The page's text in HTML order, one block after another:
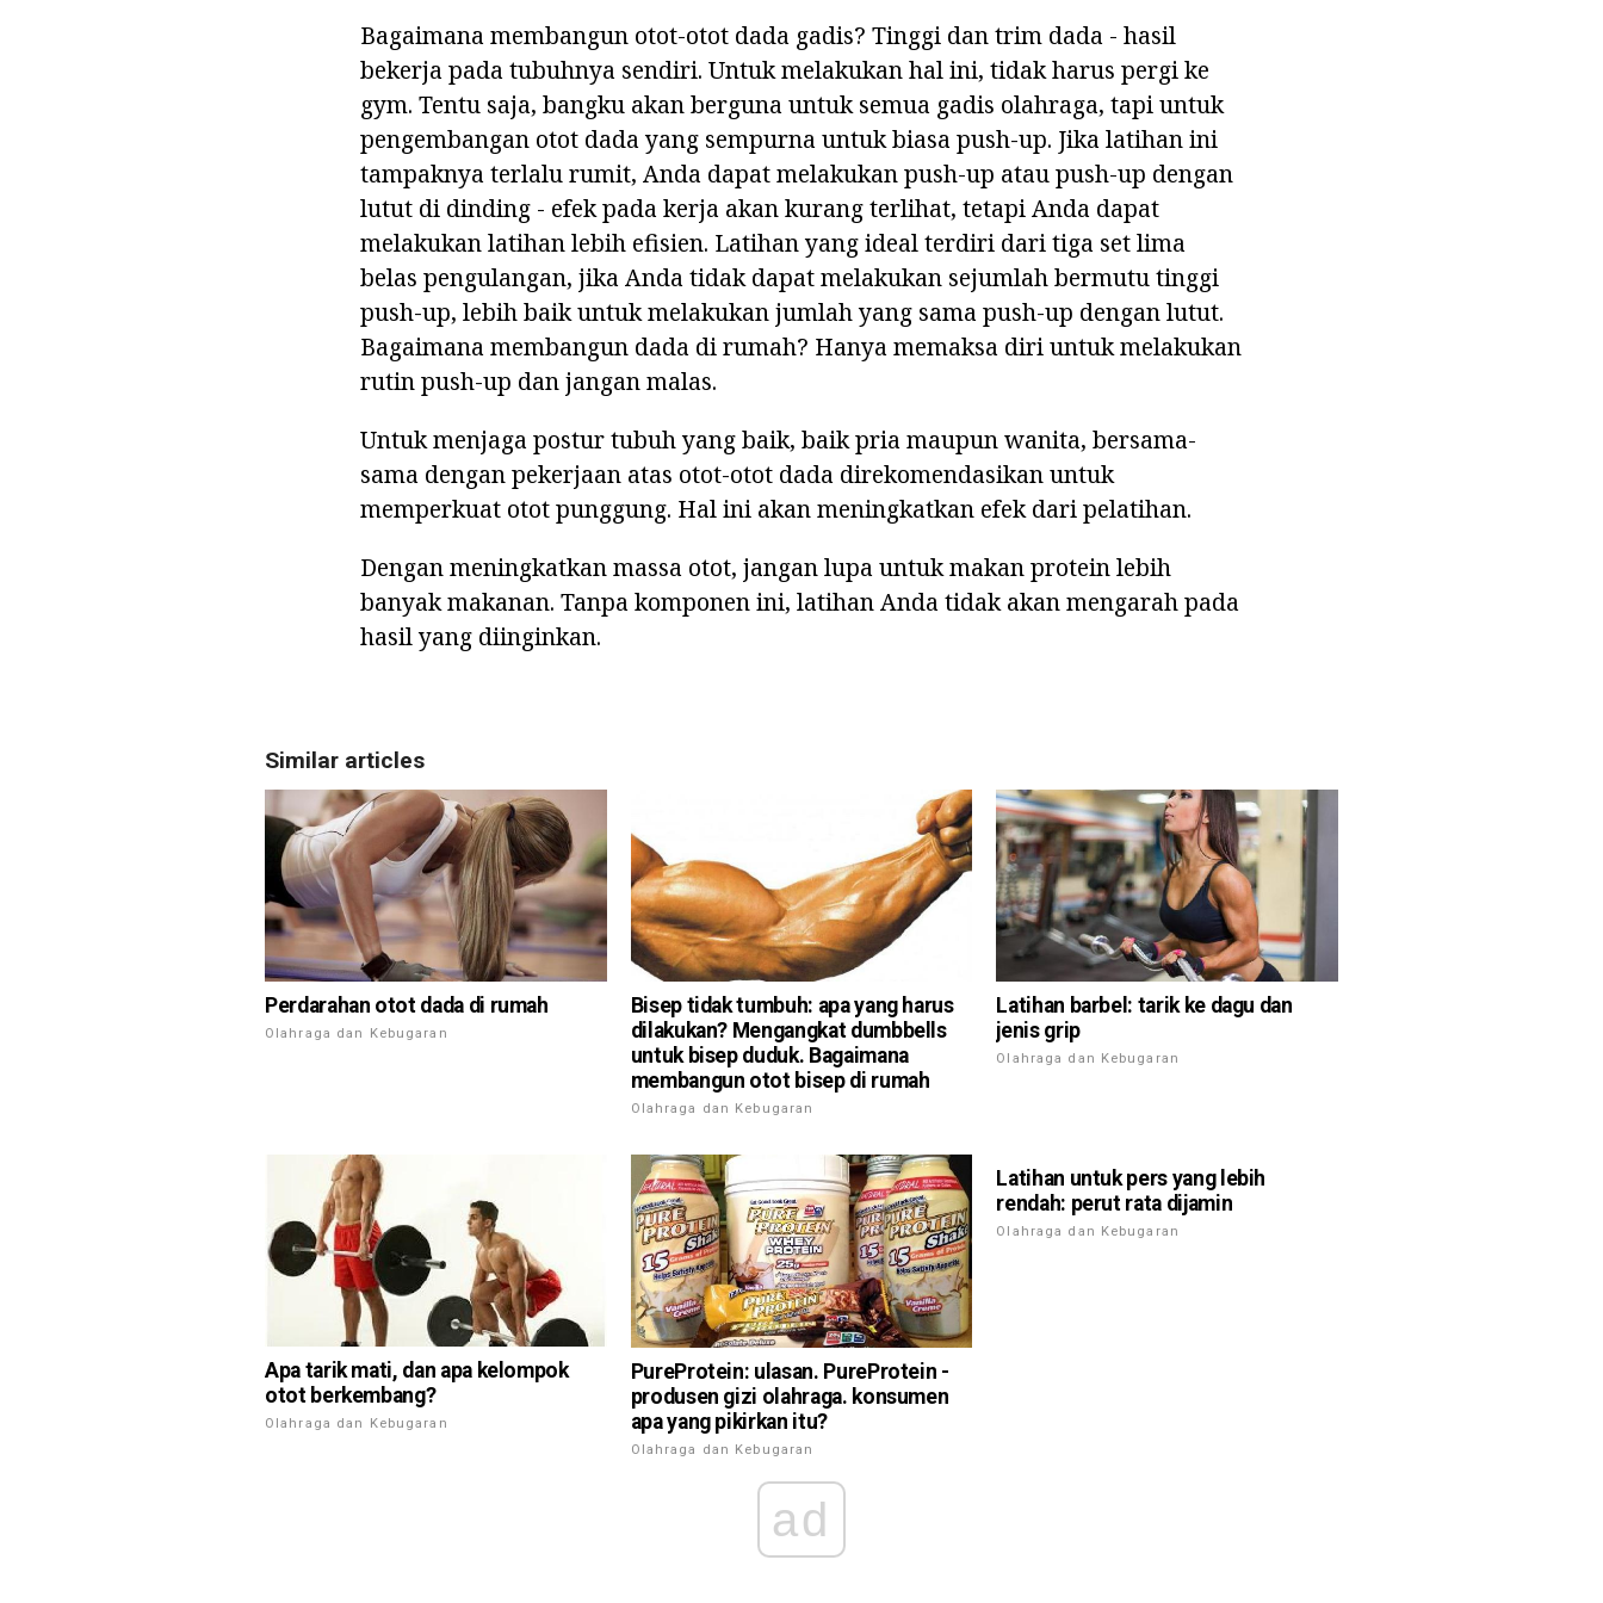
Bagaimana membangun otot-otot dada gadis? Tinggi dan trim dada - hasil
bekerja pada tubuhnya sendiri. Untuk melakukan hal ini, tidak harus pergi ke
gym. Tentu saja, bangku akan berguna untuk semua gadis olahraga, tapi untuk
pengembangan otot dada yang sempurna untuk biasa push-up. Jika latihan ini
tampaknya terlalu rumit, Anda dapat melakukan push-up atau push-up dengan
lutut di dinding - efek pada kerja akan kurang terlihat, tetapi Anda dapat
melakukan latihan lebih efisien. Latihan yang ideal terdiri dari tiga set lima
belas pengulangan, jika Anda tidak dapat melakukan sejumlah bermutu tinggi
push-up, lebih baik untuk melakukan jumlah yang sama push-up dengan lutut.
Bagaimana membangun dada di rumah? Hanya memaksa diri untuk melakukan
rutin push-up dan jangan malas.
Untuk menjaga postur tubuh yang baik, baik pria maupun wanita, bersama-
sama dengan pekerjaan atas otot-otot dada direkomendasikan untuk
memperkuat otot punggung. Hal ini akan meningkatkan efek dari pelatihan.
Dengan meningkatkan massa otot, jangan lupa untuk makan protein lebih
banyak makanan. Tanpa komponen ini, latihan Anda tidak akan mengarah pada
hasil yang diinginkan.
Similar articles
Perdarahan otot dada di rumah
Olahraga dan Kebugaran
Bisep tidak tumbuh: apa yang harus
dilakukan? Mengangkat dumbbells
untuk bisep duduk. Bagaimana
membangun otot bisep di rumah
Olahraga dan Kebugaran
Latihan barbel: tarik ke dagu dan
jenis grip
Olahraga dan Kebugaran
Apa tarik mati, dan apa kelompok
otot berkembang?
Olahraga dan Kebugaran
PureProtein: ulasan. PureProtein -
produsen gizi olahraga. konsumen
apa yang pikirkan itu?
Olahraga dan Kebugaran
Latihan untuk pers yang lebih
rendah: perut rata dijamin
Olahraga dan Kebugaran
ad